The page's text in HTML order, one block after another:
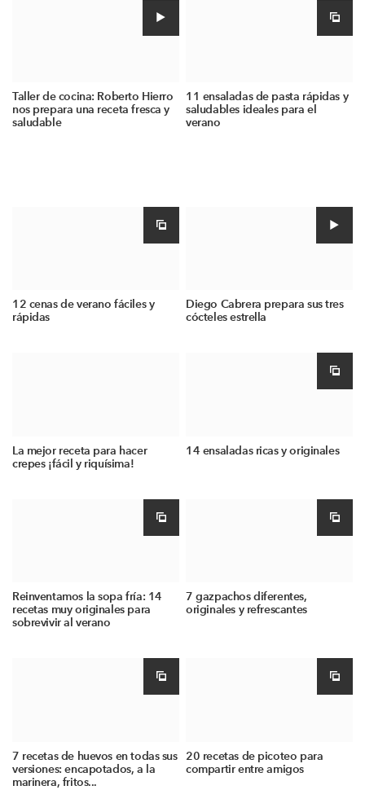
Taller de cocina: Roberto Hierro
nos prepara una receta fresca y
saludable
11 ensaladas de pasta rápidas y
saludables ideales para el
verano
12 cenas de verano fáciles y
rápidas
Diego Cabrera prepara sus tres
cócteles estrella
La mejor receta para hacer
crepes ¡fácil y riquísima!
14 ensaladas ricas y originales
Reinventamos la sopa fría: 14
recetas muy originales para
sobrevivir al verano
7 gazpachos diferentes,
originales y refrescantes
7 recetas de huevos en todas sus
versiones: encapotados, a la
marinera, fritos...
20 recetas de picoteo para
compartir entre amigos